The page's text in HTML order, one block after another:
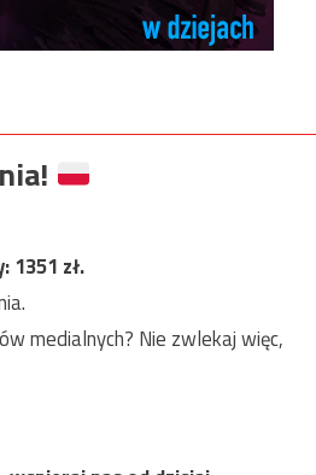
1351 zł.
medialnych? Nie zwlekaj więc,